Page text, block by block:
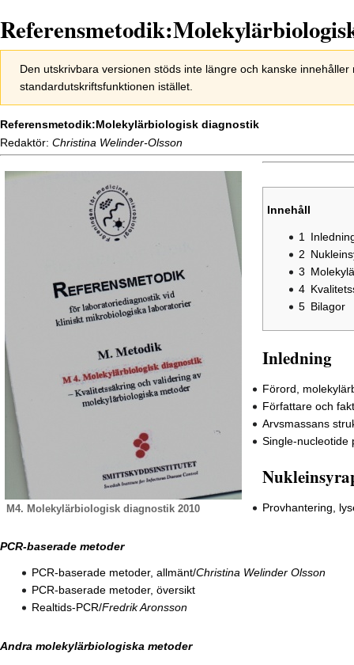
navigering
Den utskrivbara versionen stöds inte längre och kanske
standardutskriftsfunktionen istället.
Referensmetodik:Molekylärbiologisk diagnostik
Redaktör: Christina Welinder-Olsson
M4. Molekylärbiologisk diagnostik 2010
Innehåll
1
2
3
4
5 Bilagor
Inledning
Förord,
Författare och
Arvsmassans
Single-nucleotide
Provhantering,
PCR-baserade metoder
PCR-baserade metoder, allmänt/Christina Welinder Olsson
PCR-baserade metoder, översikt
Realtids-PCR/Fredrik Aronsson
Andra molekylärbiologiska metoder